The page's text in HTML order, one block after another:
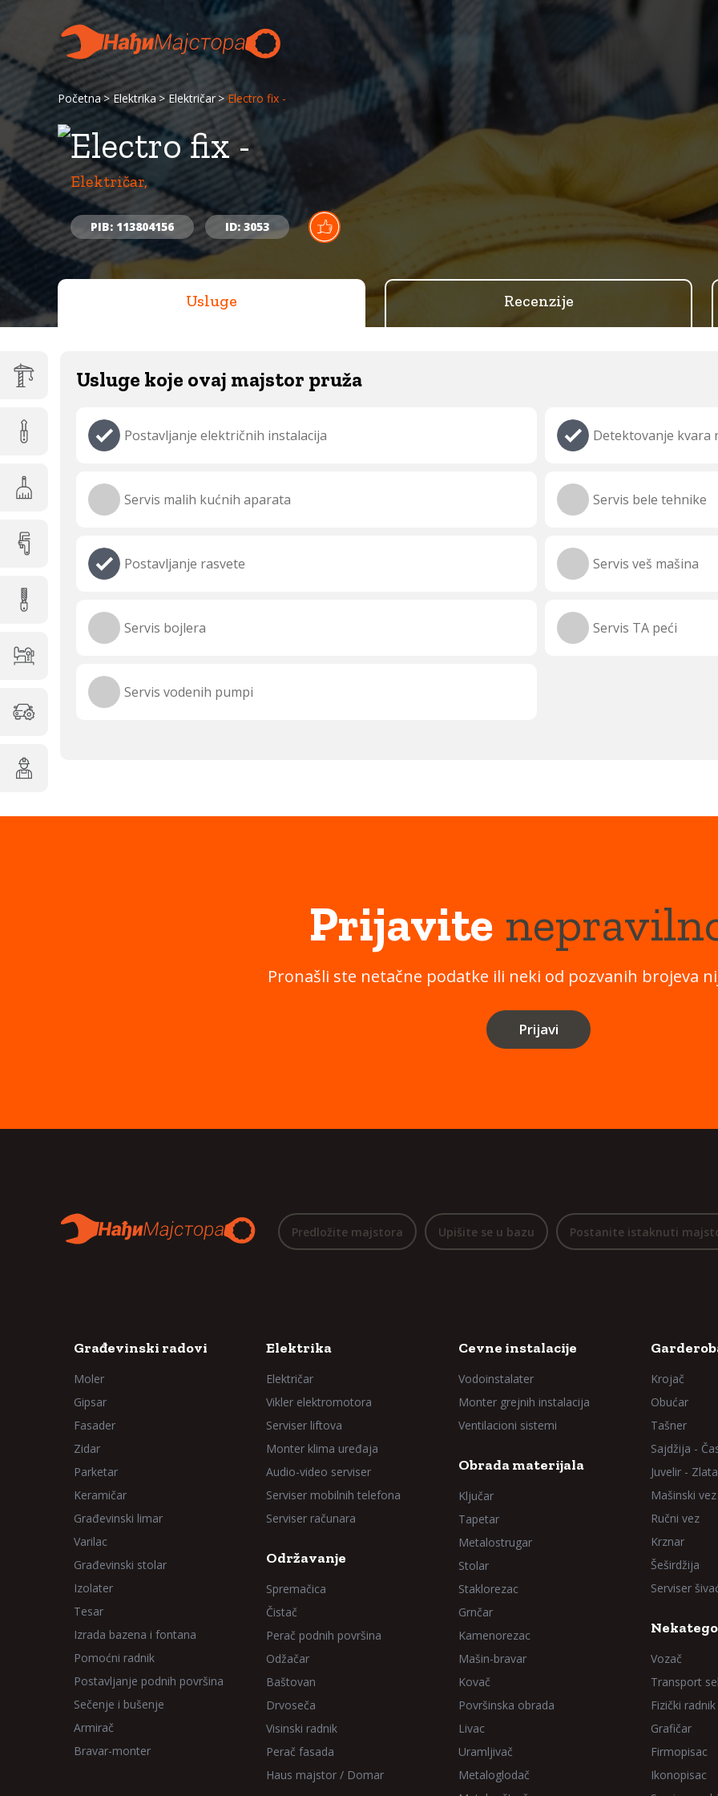
Početna Elektrika Električar Electro fix -
Electro fix -
Električar,
PIB: 113804156 ID: 3053
Usluge Recenzije
Usluge koje ovaj majstor pruža
Postavljanje električnih instalacija Detektovanje kvara
Servis malih kućnih aparata Servis bele tehnike
Postavljanje rasvete Servis veš mašina
Servis bojlera Servis TA peći
Servis vodenih pumpi
Prijavite
Pronašli ste netačne podatke ili neki od pozvanih brojeva
Prijavi
Predložite majstora Upišite se u bazu Postanite istaknuti
Građevinski radovi
Moler
Gipsar
Fasader
Zidar
Parketar
Keramičar
Građevinski limar
Varilac
Građevinski stolar
Izolater
Tesar
Izrada bazena i fontana
Pomoćni radnik
Postavljanje podnih površina
Sečenje i bušenje
Armirač
Bravar-monter
Elektrika
Električar
Vikler elektromotora
Serviser liftova
Monter klima uređaja
Audio-video serviser
Serviser mobilnih telefona
Serviser računara
Održavanje
Spremačica
Čistač
Perač podnih površina
Odžačar
Baštovan
Drvoseča
Visinski radnik
Perač fasada
Haus majstor / Domar
Cevne instalacije
Vodoinstalater
Monter grejnih instalacija
Ventilacioni sistemi
Obrada materijala
Ključar
Tapetar
Metalostrugar
Stolar
Staklorezac
Grnčar
Kamenorezac
Mašin-bravar
Kovač
Površinska obrada
Livac
Uramljivač
Metaloglodač
Krojač
Obućar
Tašner
Sajdžija -
Juvelir -
Mašinski vez
Ručni vez
Krznar
Šeširdžija
Serviser
Vozač
Transport
Fizički radnik
Grafičar
Firmopisac
Ikonopisac